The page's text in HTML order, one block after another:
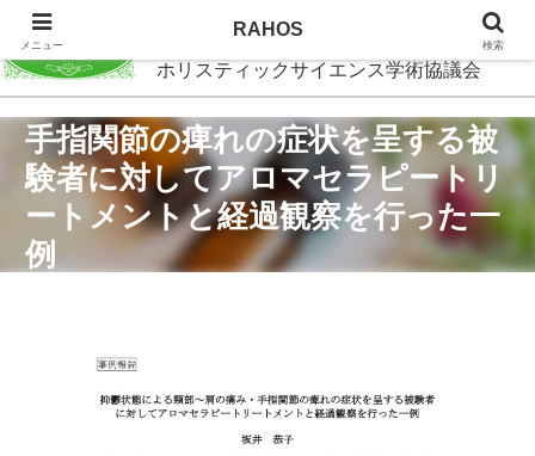
RAHOS
ホリスティックサイエンス学術協議会
抑鬱状態による頸部～肩の痛み・
手指関節の痺れの症状を呈する被
験者に対してアロマセラピートリ
ートメントと経過観察を行った一
例
メニュー
RAHOS
検索